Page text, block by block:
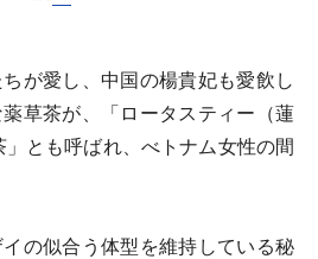
が愛し、中国の楊貴妃も愛飲し
草茶が、「ロータスティー（蓮
とも呼ばれ、べトナム女性の間
の似合う体型を維持している秘